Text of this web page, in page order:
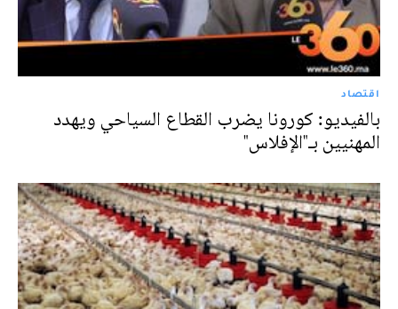
اقتصاد
بالفيديو: كورونا يضرب القطاع السياحي ويهدد
المهنيين بـ"الإفلاس"